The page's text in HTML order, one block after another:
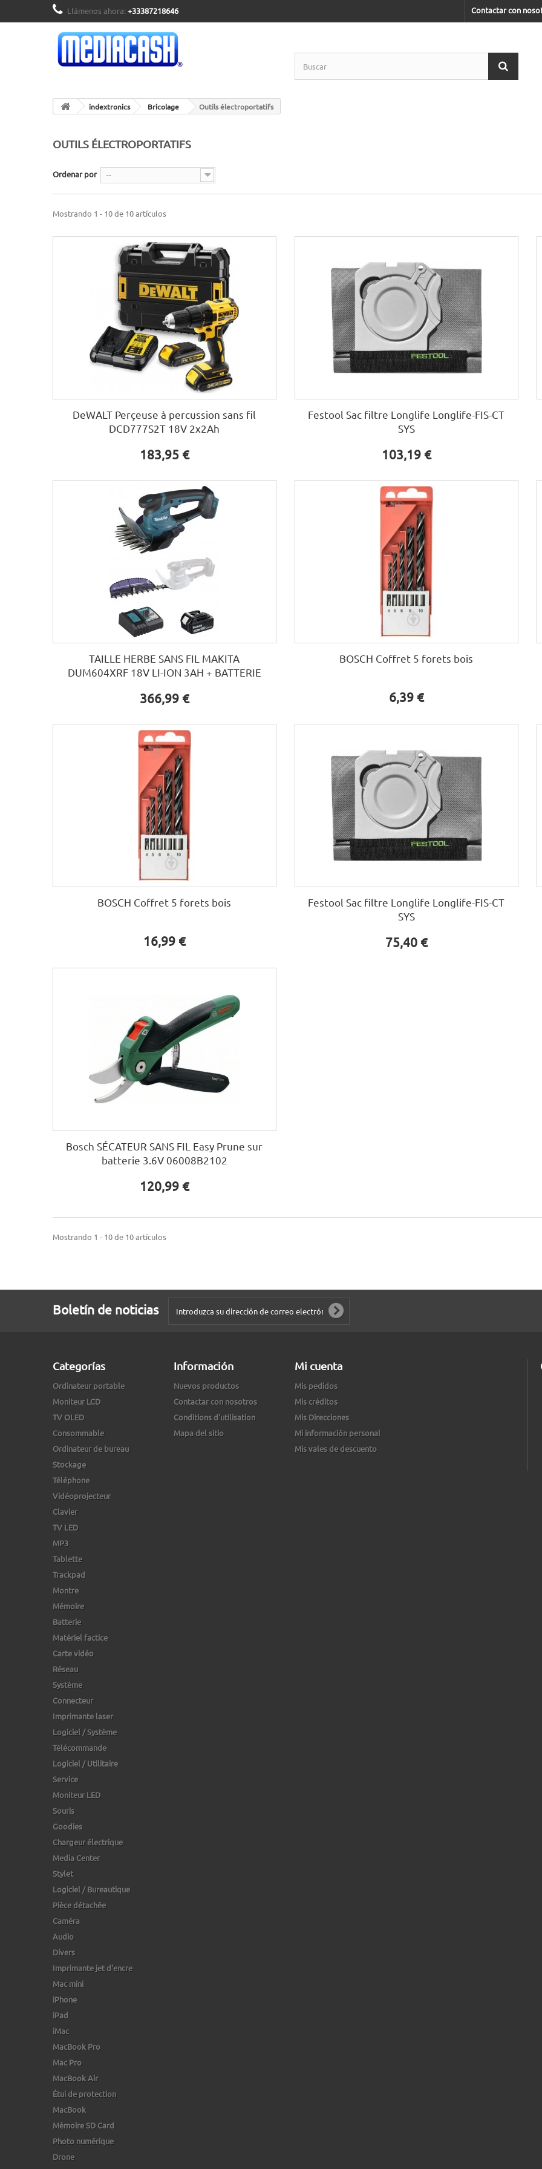
Contactar con
Llámenos ahora: +33387218646
indextronics Bricolage Outils électroportatifs
OUTILS ÉLECTROPORTATIFS
Ordenar por --
Mostrando 1 - 10 de 10 artículos
DeWALT Perçeuse à percussion sans fil
DCD777S2T 18V 2x2Ah
183,95 €
Festool Sac filtre Longlife Longlife-FIS-CT
SYS
103,19 €
TAILLE HERBE SANS FIL MAKITA
DUM604XRF 18V LI-ION 3AH + BATTERIE
366,99 €
BOSCH Coffret 5 forets bois
6,39 €
BOSCH Coffret 5 forets bois
16,99 €
Festool Sac filtre Longlife Longlife-FIS-CT
SYS
75,40 €
Bosch SÉCATEUR SANS FIL Easy Prune sur
batterie 3.6V 06008B2102
120,99 €
Mostrando 1 - 10 de 10 artículos
Boletín de noticias
Categorías
Ordinateur portable
Moniteur LCD
TV OLED
Consommable
Ordinateur de bureau
Stockage
Téléphone
Vidéoprojecteur
Clavier
TV LED
MP3
Tablette
Trackpad
Montre
Mémoire
Batterie
Matériel factice
Carte vidéo
Réseau
Système
Connecteur
Imprimante laser
Logiciel / Système
Télécommande
Logiciel / Utilitaire
Service
Moniteur LED
Souris
Goodies
Chargeur électrique
Media Center
Stylet
Logiciel / Bureautique
Pièce détachée
Caméra
Audio
Divers
Imprimante jet d'encre
Mac mini
iPhone
iPad
iMac
MacBook Pro
Mac Pro
MacBook Air
Étui de protection
MacBook
Mémoire SD Card
Photo numérique
Drone
Información
Nuevos productos
Contactar con nosotros
Conditions d'utilisation
Mapa del sitio
Mi cuenta
Mis pedidos
Mis créditos
Mis Direcciones
Mi información personal
Mis vales de descuento